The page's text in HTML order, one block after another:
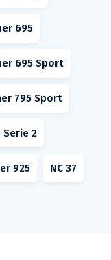
695
695 Sport
795 Sport
Serie 2
925 NC 37